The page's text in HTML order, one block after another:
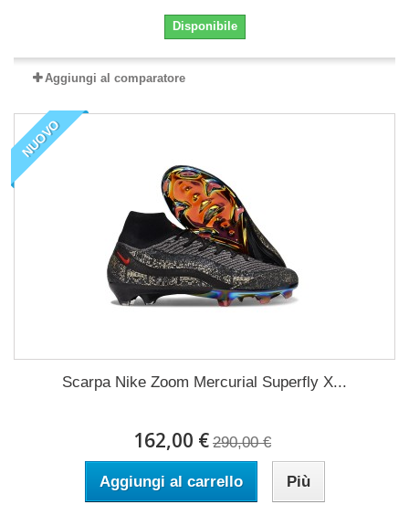
Disponibile
Aggiungi al comparatore
NUOVO
Scarpa Nike Zoom Mercurial Superfly X...
162,00 € 290,00 €
Aggiungi al carrello Più